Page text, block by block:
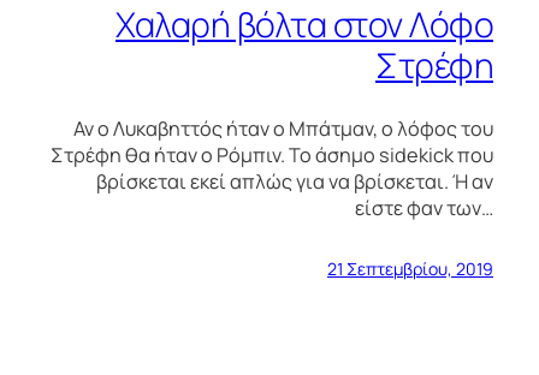
Χαλαρή βόλτα στον Λόφο
Στρέφη
Αν ο Λυκαβηττός ήταν ο Μπάτμαν, ο λόφος του
Στρέφη θα ήταν ο Ρόμπιν. Το άσημο sidekick που
βρίσκεται εκεί απλώς για να βρίσκεται. Ή αν
είστε φαν των…
21 Σεπτεμβρίου, 2019